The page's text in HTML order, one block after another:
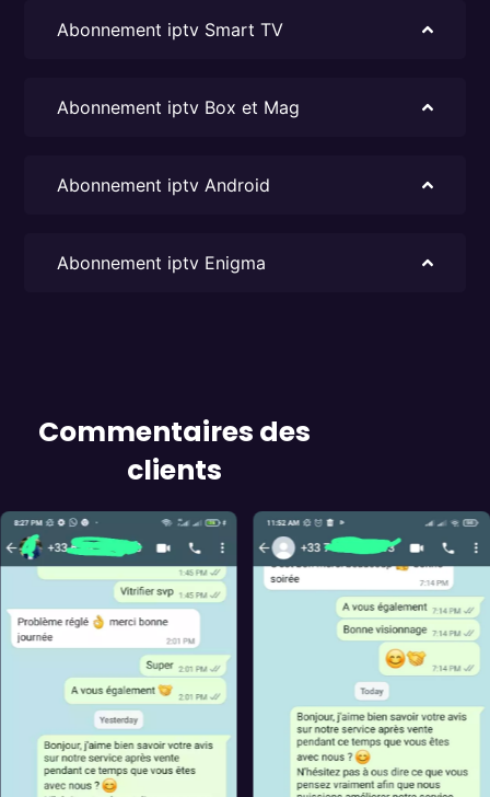
Abonnement iptv Smart TV
Abonnement iptv Box et Mag
Abonnement iptv Android
Abonnement iptv Enigma
Commentaires des
clients